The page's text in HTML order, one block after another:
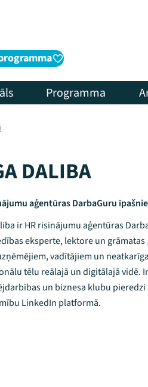
Programma
DALIBA
aģentūras DarbaGuru
ir HR risinājumu aģentūras
eksperte, lektore un grāmatas
vadītājiem un
tēlu reālajā un digitālajā vidē.
un biznesa klubu
LinkedIn platformā.